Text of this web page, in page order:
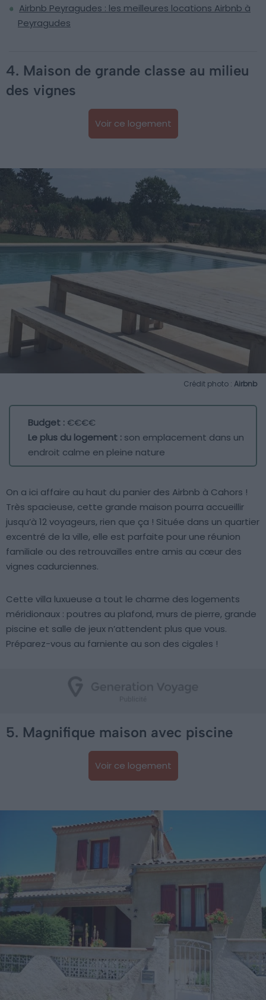
Airbnb Peyragudes : les meilleures locations Airbnb à
Peyragudes
4. Maison de grande classe au milieu
des vignes
Voir ce logement
Crédit photo : Airbnb
Budget :€€€€
Le plus du logement : son emplacement dans un
endroit calme en pleine nature
On a ici affaire au haut du panier des Airbnb à Cahors !
Très spacieuse, cette grande maison pourra accueillir
jusqu’à 12 voyageurs, rien que ça ! Située dans un quartier
excentré de la ville, elle est parfaite pour une réunion
familiale ou des retrouvailles entre amis au cœur des
vignes cadurciennes.
Cette villa luxueuse a tout le charme des logements
méridionaux : poutres au plafond, murs de pierre, grande
piscine et salle de jeux n’attendent plus que vous.
Préparez-vous au farniente au son des cigales !
5. Magnifique maison avec piscine
Voir ce logement